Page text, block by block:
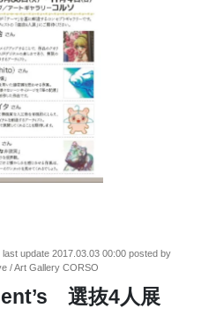
last update 2017.03.03 00:00 posted by
/ Art Gallery CORSO
選抜4人展